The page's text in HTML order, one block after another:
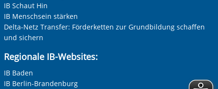
IB Schaut Hin
IB Menschsein stärken
Delta-Netz Transfer: Förderketten zur Grundbildung schaffen
und sichern
Regionale IB-Websites:
IB Baden
IB Berlin-Brandenburg